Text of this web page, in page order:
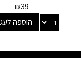
₪39
הוספה